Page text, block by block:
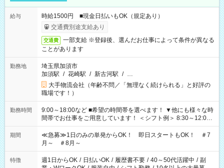
給与
時給1500円 ■現金日払いもOK（規定あり）
交通費別途支給あり
交通費
一部支給 ※登録後、選んだお仕事によって条件が異なる
ことがあります
勤務地
埼玉県加須市
加須駅 / 花崎駅 / 新古河駅 / …
大手物流会社（年齢不問／「無理なく続けられる」と好評の
職場です！）
勤務時間
9:00～18:00など ■希望の時間帯を選べます！ ▼他にも様々な時
間帯でお仕事をご用意しています！ ＜シフト例＞ 8:30～12:00
17:00～22:00 13:00～22:00 22:00～翌6:00 など
期間
≪急募≫1日のみの単発からOK！ 即日スタートもOK！ ＃7
月～ ＃8月～
特徴 週1日からOK / 日払いOK / 履歴書不要 / 40～50代活躍中 / 副